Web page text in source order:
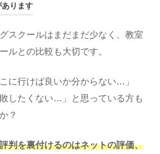
ります
スクールはまだまだ少なく、教室
ルとの比較も大切です。
に行けば良いか分からない…」
したくない…」と思っている方も
？
判を裏付けるのはネットの評価、